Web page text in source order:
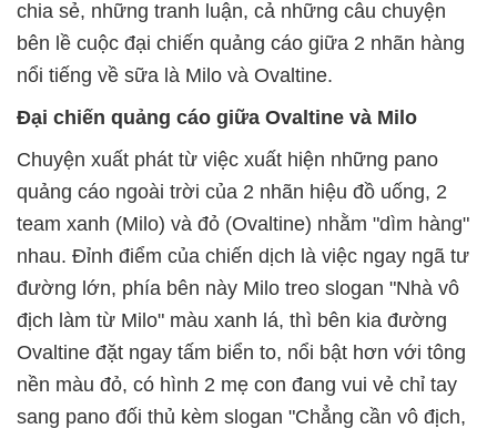
chia sẻ, những tranh luận, cả những câu chuyện
bên lề cuộc đại chiến quảng cáo giữa 2 nhãn hàng
nổi tiếng về sữa là Milo và Ovaltine.
Đại chiến quảng cáo giữa Ovaltine và Milo
Chuyện xuất phát từ việc xuất hiện những pano
quảng cáo ngoài trời của 2 nhãn hiệu đồ uống, 2
team xanh (Milo) và đỏ (Ovaltine) nhằm "dìm hàng"
nhau. Đỉnh điểm của chiến dịch là việc ngay ngã tư
đường lớn, phía bên này Milo treo slogan "Nhà vô
địch làm từ Milo" màu xanh lá, thì bên kia đường
Ovaltine đặt ngay tấm biển to, nổi bật hơn với tông
nền màu đỏ, có hình 2 mẹ con đang vui vẻ chỉ tay
sang pano đối thủ kèm slogan "Chẳng cần vô địch,